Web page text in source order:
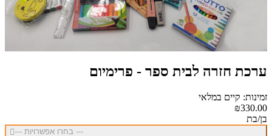
ערכת חזרה לבית ספר - פרימיום
זמינות: קיים במלאי
₪330.00
בן/בת
--- בחרו אפשרויות ---